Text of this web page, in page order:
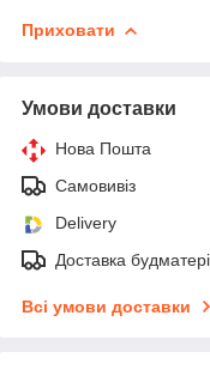
Приховати
Умови доставки
Нова Пошта
Самовивіз
Delivery
Доставка
Всі умови доставки